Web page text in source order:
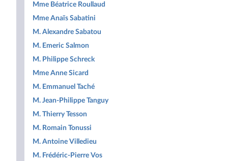
Mme Béatrice Roullaud
Mme Anaïs Sabatini
M. Alexandre Sabatou
M. Emeric Salmon
M. Philippe Schreck
Mme Anne Sicard
M. Emmanuel Taché
M. Jean-Philippe Tanguy
M. Thierry Tesson
M. Romain Tonussi
M. Antoine Villedieu
M. Frédéric-Pierre Vos